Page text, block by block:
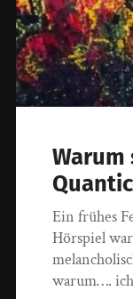
Warum
Ein frühes
Hörspiel
warum….